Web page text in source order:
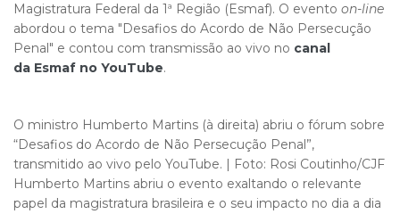
Magistratura Federal da 1ª Região (Esmaf). O evento on-line
abordou o tema "Desafios do Acordo de Não Persecução
Penal" e contou com transmissão ao vivo no canal
da Esmaf no Y​ouTube.
O ministro Humberto Martins (à direita) abriu o fórum sobre
“Desafios do Acordo de Não Persecução Penal”,
transmitido ao vivo pelo YouTube. | Foto: Rosi Coutinho/CJF
Humberto Martins abriu o evento exaltando o relevante
papel da magistratura brasileira e o seu impacto no dia a dia